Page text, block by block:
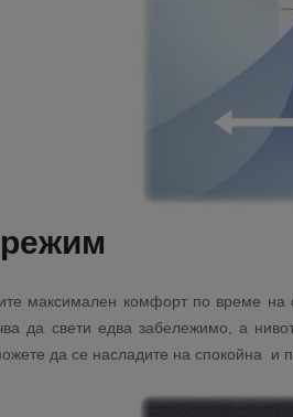
максимален комфорт по време на
да свети едва забележимо, а
да се насладите на спокойна и